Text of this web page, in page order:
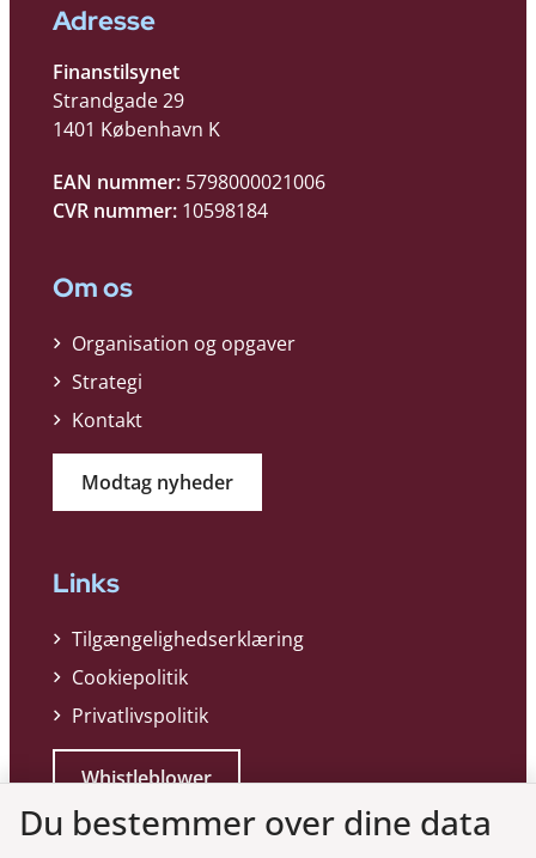
Adresse
Finanstilsynet
Strandgade 29
1401 København K
EAN nummer: 5798000021006
CVR nummer: 10598184
Om os
Organisation og opgaver
Strategi
Kontakt
Modtag nyheder
Links
Tilgængelighedserklæring
Cookiepolitik
Privatlivspolitik
Whistleblower
Du bestemmer over dine data